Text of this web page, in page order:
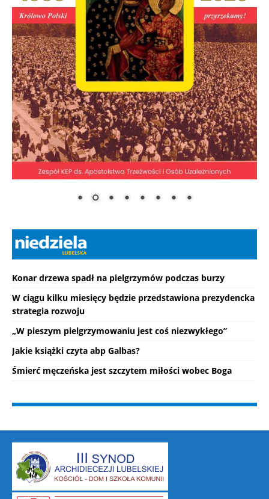
Konar drzewa spadł na pielgrzymów podczas burzy
W ciągu kilku miesięcy będzie przedstawiona prezydencka
strategia rozwoju
„W pieszym pielgrzymowaniu jest coś niezwykłego”
Jakie książki czyta abp Galbas?
Śmierć męczeńska jest szczytem miłości wobec Boga